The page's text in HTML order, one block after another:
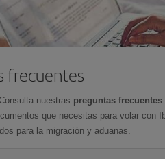
frecuentes
nuestras preguntas
que necesitas para volar con
para la migración y aduanas.